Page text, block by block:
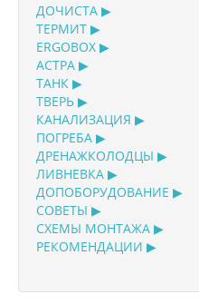
ДОЧИСТА ▶
ТЕРМИТ ▶
ERGOBOX ▶
АСТРА ▶
ТАНК ▶
ТВЕРЬ ▶
КАНАЛИЗАЦИЯ ▶
ПОГРЕБА ▶
ДРЕНАЖКОЛОДЦЫ ▶
ЛИВНЕВКА ▶
ДОПОБОРУДОВАНИЕ ▶
СОВЕТЫ ▶
СХЕМЫ МОНТАЖА ▶
РЕКОМЕНДАЦИИ ▶